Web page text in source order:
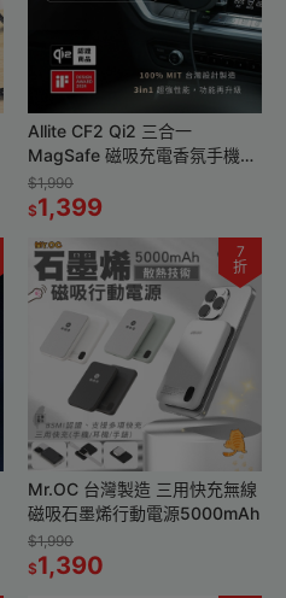
Allite CF2 Qi2 三合一
MagSafe 磁吸充電香氛手機架
｜支援最新Qi2 無線充電協議-
都市沉穩黑
$1,990
$1,399
7
折
Mr.OC 台灣製造 三用快充無線
磁吸石墨烯行動電源5000mAh
$1,990
$1,390